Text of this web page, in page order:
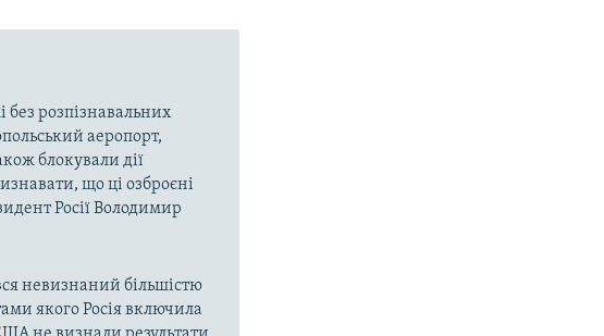
розпізнавальних
аеропорт,
блокували дії
що ці озброєні
Росії Володимир
невизнаний більшістю
якого Росія включила